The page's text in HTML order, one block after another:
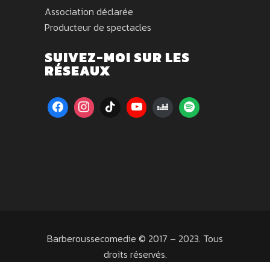
Association déclarée
Producteur de spectacles
SUIVEZ-MOI SUR LES
RÉSEAUX
Barberoussecomedie © 2017 – 2023. Tous
droits réservés.